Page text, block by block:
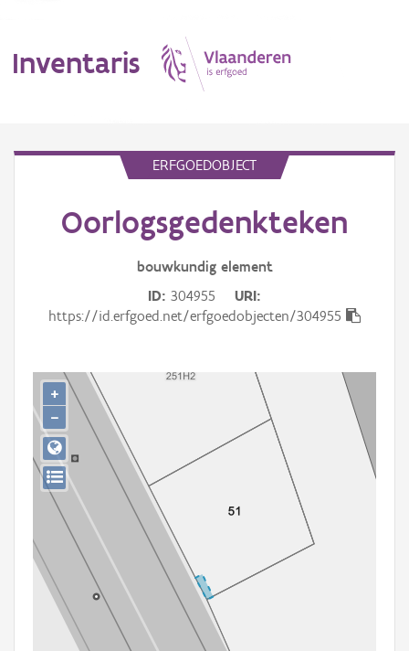
Inventaris
Erfgoedobject
Gebeurtenis
Persoon of collectief
Downloads
Hergebruik
Aanmelden
ERFGOEDOBJECT
Oorlogsgedenkteken
bouwkundig element
ID 304955
URI
https://id.erfgoed.net/erfgoedobjecten/304955
+
−